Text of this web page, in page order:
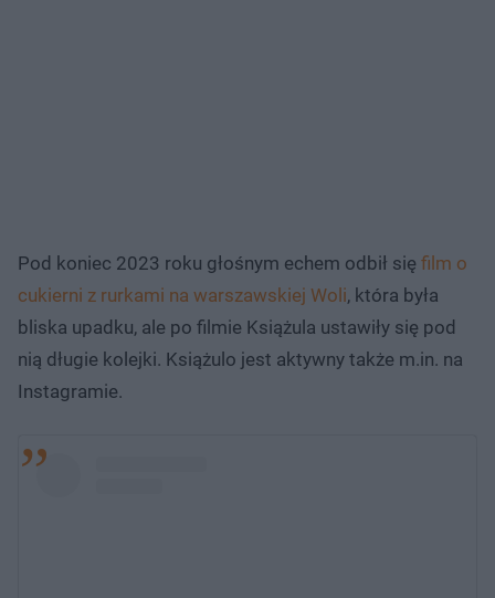
Pod koniec 2023 roku głośnym echem odbił się film o
cukierni z rurkami na warszawskiej Woli, która była
bliska upadku, ale po filmie Książula ustawiły się pod
nią długie kolejki. Książulo jest aktywny także m.in. na
Instagramie.